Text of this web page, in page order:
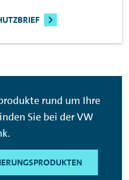
rund um Ihre
Sie bei der VW